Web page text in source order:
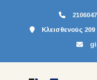
Κλεισθενούς